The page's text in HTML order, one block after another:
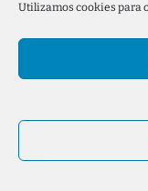
Utilizamos cookies para
Twitter
LinkedIn